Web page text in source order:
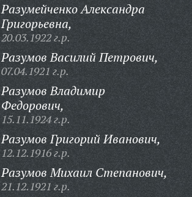
Разумейченко Александра
Григорьевна,
20.03.1922 г.р.
Разумов Василий Петрович,
07.04.1921 г.р.
Разумов Владимир
Федорович,
15.11.1924 г.р.
Разумов Григорий Иванович,
12.12.1916 г.р.
Разумов Михаил Степанович,
21.12.1921 г.р.